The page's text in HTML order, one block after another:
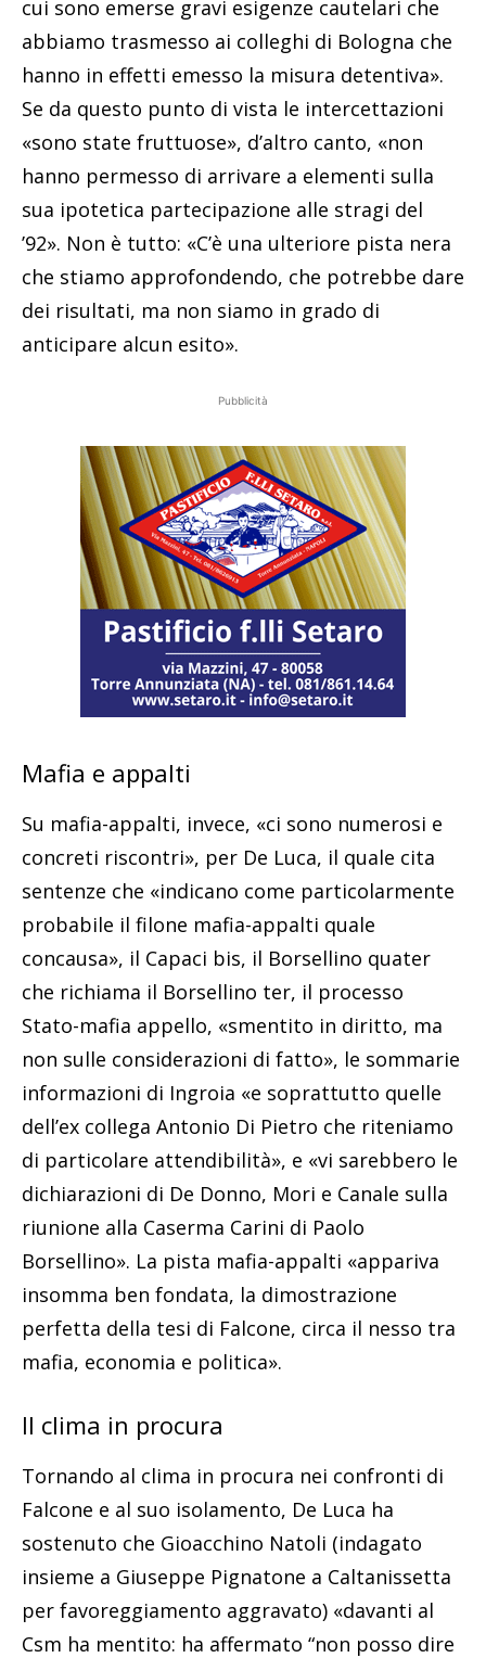
cui sono emerse gravi esigenze cautelari che
abbiamo trasmesso ai colleghi di Bologna che
hanno in effetti emesso la misura detentiva».
Se da questo punto di vista le intercettazioni
«sono state fruttuose», d’altro canto, «non
hanno permesso di arrivare a elementi sulla
sua ipotetica partecipazione alle stragi del
’92». Non è tutto: «C’è una ulteriore pista nera
che stiamo approfondendo, che potrebbe dare
dei risultati, ma non siamo in grado di
anticipare alcun esito».
Pubblicità
Mafia e appalti
Su mafia-appalti, invece, «ci sono numerosi e
concreti riscontri», per De Luca, il quale cita
sentenze che «indicano come particolarmente
probabile il filone mafia-appalti quale
concausa», il Capaci bis, il Borsellino quater
che richiama il Borsellino ter, il processo
Stato-mafia appello, «smentito in diritto, ma
non sulle considerazioni di fatto», le sommarie
informazioni di Ingroia «e soprattutto quelle
dell’ex collega Antonio Di Pietro che riteniamo
di particolare attendibilità», e «vi sarebbero le
dichiarazioni di De Donno, Mori e Canale sulla
riunione alla Caserma Carini di Paolo
Borsellino». La pista mafia-appalti «appariva
insomma ben fondata, la dimostrazione
perfetta della tesi di Falcone, circa il nesso tra
mafia, economia e politica».
Il clima in procura
Tornando al clima in procura nei confronti di
Falcone e al suo isolamento, De Luca ha
sostenuto che Gioacchino Natoli (indagato
insieme a Giuseppe Pignatone a Caltanissetta
per favoreggiamento aggravato) «davanti al
Csm ha mentito: ha affermato “non posso dire